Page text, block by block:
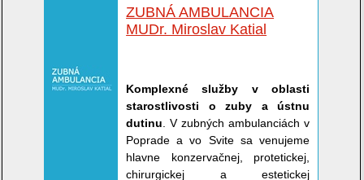
ZUBNÁ AMBULANCIA
MUDr. Miroslav Katial
Komplexné služby v oblasti
starostlivosti o zuby a ústnu
dutinu . V zubných ambulanciách v
Poprade a vo Svite sa venujeme
hlavne konzervačnej, protetickej,
chirurgickej a estetickej